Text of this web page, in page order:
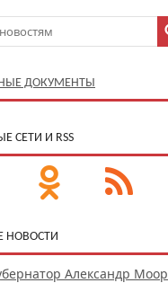
ДОКУМЕНТЫ
СЕТИ И RSS
НОВОСТИ
Александр Моор